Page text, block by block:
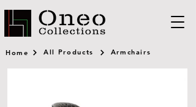
Home All Products Armchairs